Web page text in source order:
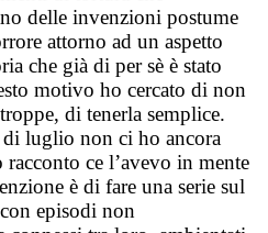
delle invenzioni postume
attorno ad un aspetto
che già di per sè è stato
motivo ho cercato di non
di tenerla semplice.
luglio non ci ho ancora
racconto ce l’avevo in mente
è di fare una serie sul
episodi non